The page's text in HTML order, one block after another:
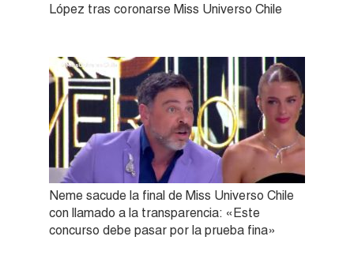
López tras coronarse Miss Universo Chile
Neme sacude la final de Miss Universo Chile
con llamado a la transparencia: «Este
concurso debe pasar por la prueba fina»